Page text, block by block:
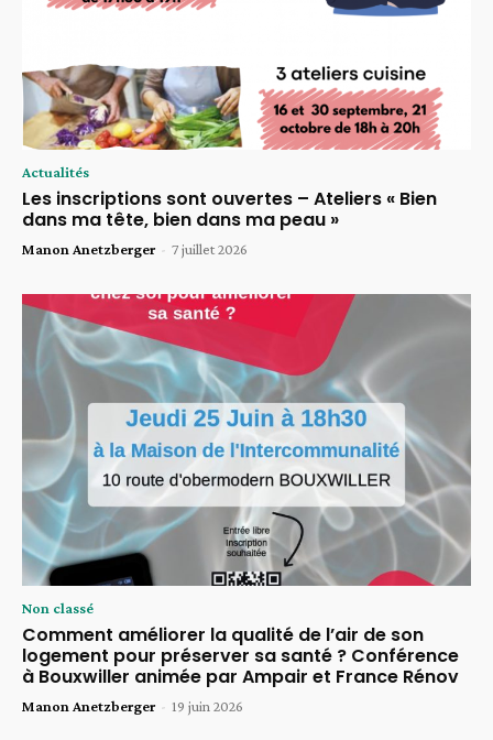
Actualités
Les inscriptions sont ouvertes – Ateliers « Bien
dans ma tête, bien dans ma peau »
Manon Anetzberger - 7 juillet 2026
Non classé
Comment améliorer la qualité de l’air de son
logement pour préserver sa santé ? Conférence
à Bouxwiller animée par Ampair et France Rénov
Manon Anetzberger - 19 juin 2026